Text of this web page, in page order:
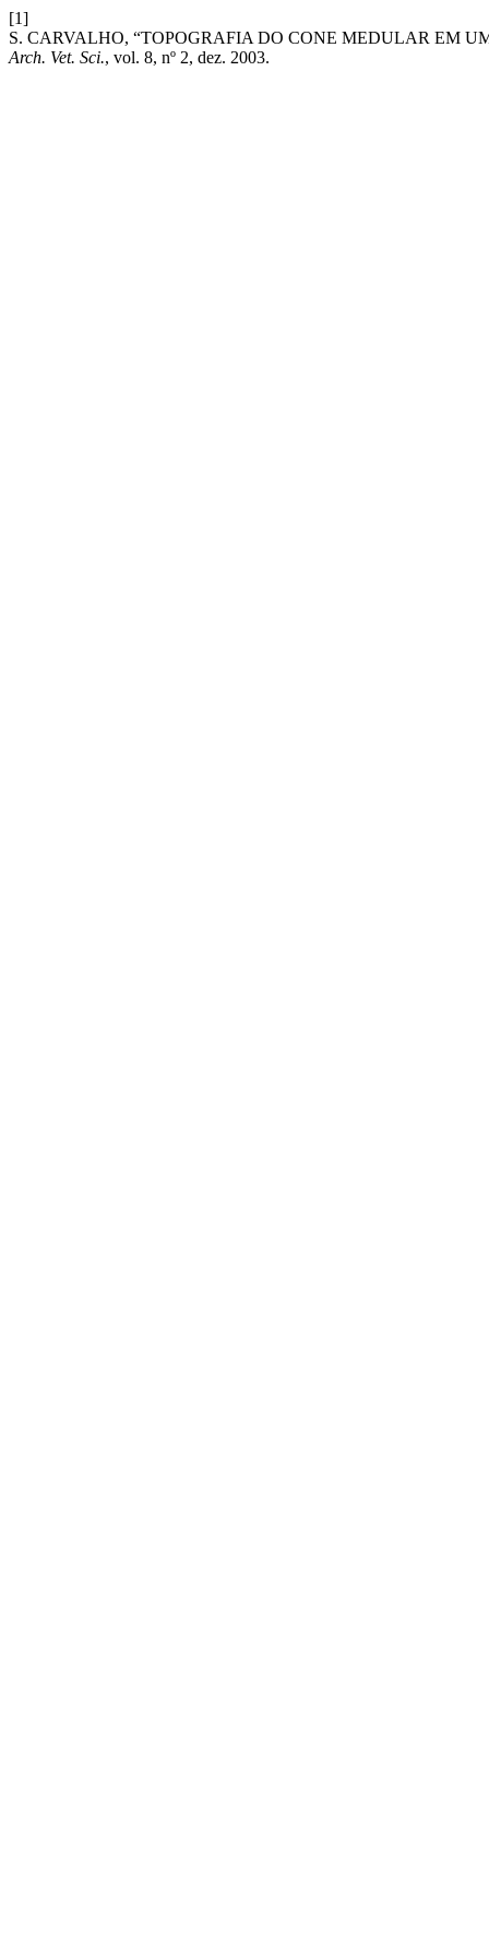
[1]
S. CARVALHO, “TOPOGRAFIA DO CONE MEDULAR EM
Arch. Vet. Sci., vol. 8, nº 2, dez. 2003.